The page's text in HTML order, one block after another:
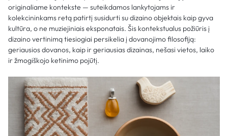
originaliame kontekste — suteikdamos lankytojams ir
kolekcininkams retą patirtį susidurti su dizaino objektais kaip gyva
kultūra, o ne muziejiniais eksponatais. Šis kontekstualus požiūris į
dizaino vertinimą tiesiogiai persikelia į dovanojimo filosofiją:
geriausios dovanos, kaip ir geriausias dizainas, nešasi vietos, laiko
ir žmogiškojo ketinimo pojūtį.